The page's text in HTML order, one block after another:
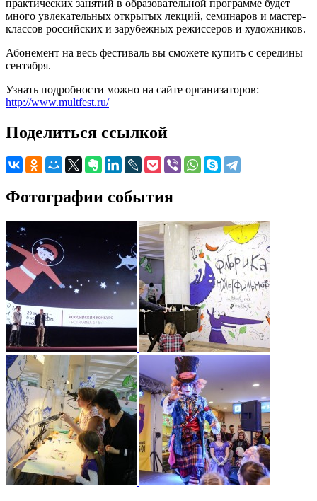
практических занятий в образовательной программе будет
много увлекательных открытых лекций, семинаров и мастер-
классов российских и зарубежных режиссеров и художников.
Абонемент на весь фестиваль вы сможете купить с середины
сентября.
Узнать подробности можно на сайте организаторов:
http://www.multfest.ru/
Поделиться ссылкой
Фотографии события